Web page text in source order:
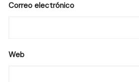
Correo electrónico
Web